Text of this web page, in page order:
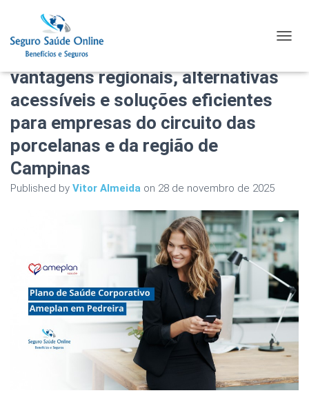
Plano de Saúde Corporativo
Ameplan em Pedreira com
vantagens regionais, alternativas
acessíveis e soluções eficientes
para empresas do circuito das
porcelanas e da região de
Campinas
Published by Vitor Almeida on 28 de novembro de 2025